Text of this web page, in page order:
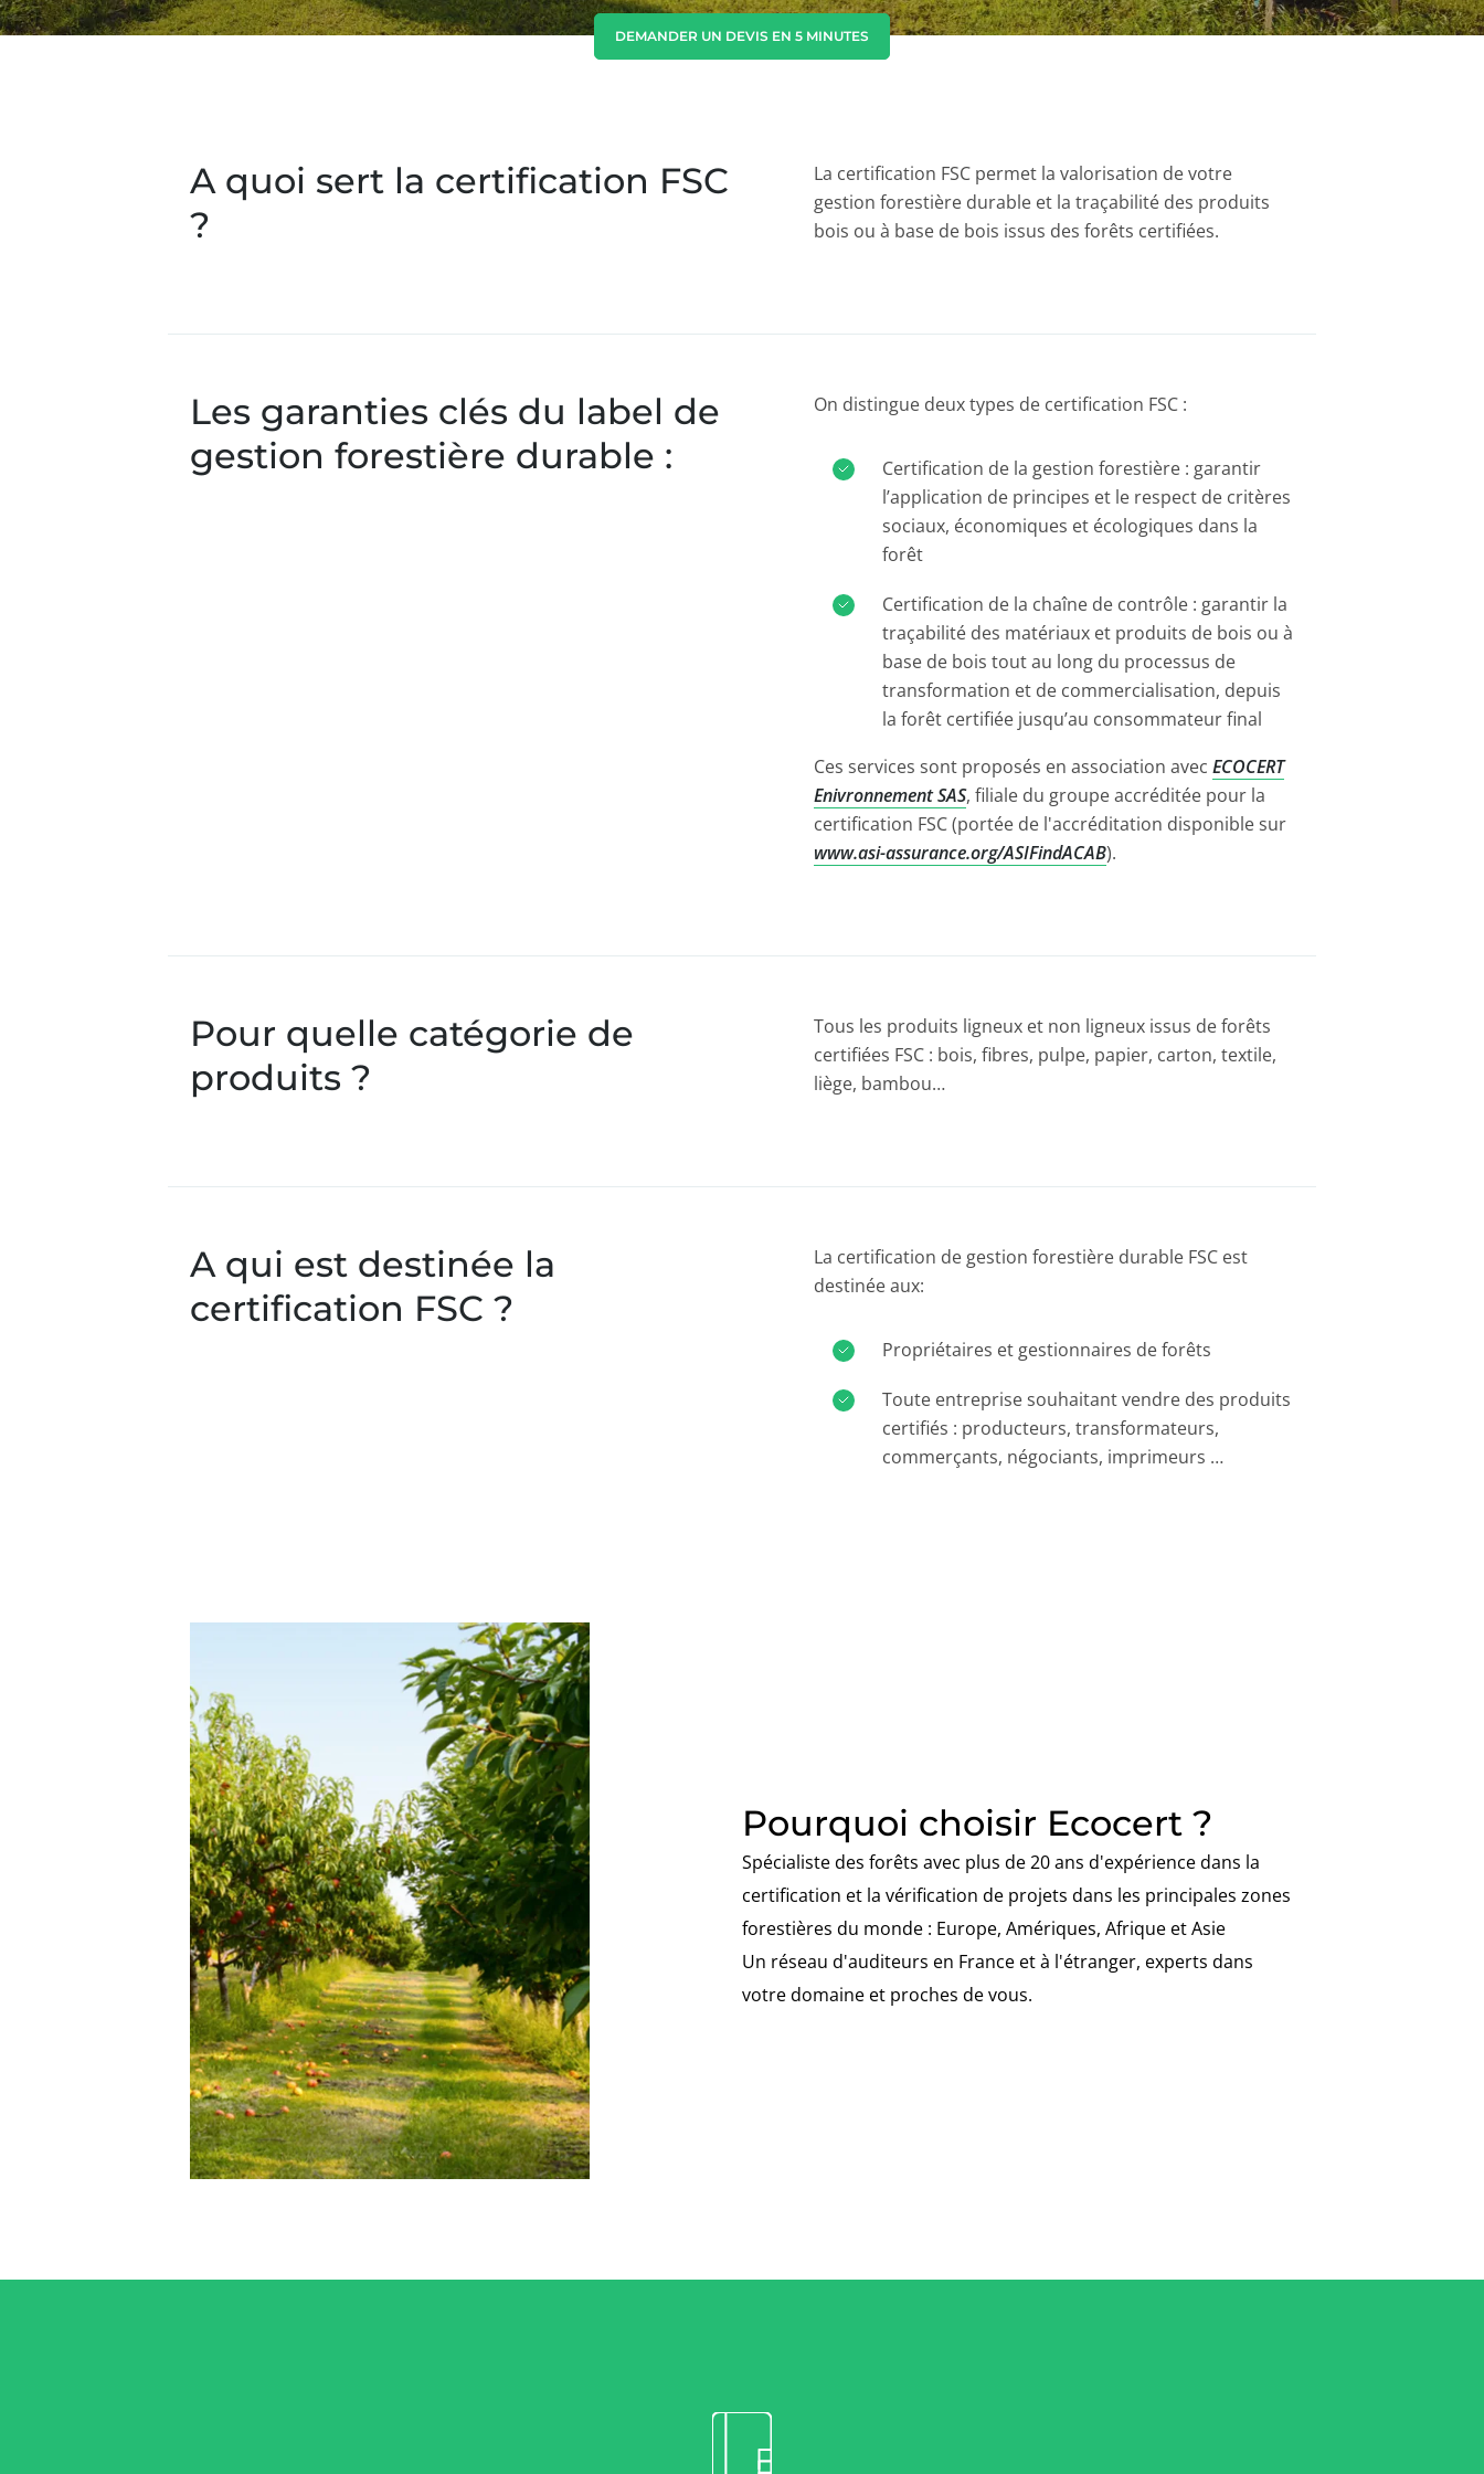
Corée du Sud
(anglais)
DEMANDER UN DEVIS EN 5 MINUTES
A quoi sert la certification FSC
?
La certification FSC permet la valorisation de votre
gestion forestière durable et la traçabilité des produits
bois ou à base de bois issus des forêts certifiées.
Les garanties clés du label de
gestion forestière durable :
On distingue deux types de certification FSC :
Certification de la gestion forestière : garantir
l’application de principes et le respect de critères
sociaux, économiques et écologiques dans la
forêt
Certification de la chaîne de contrôle : garantir la
traçabilité des matériaux et produits de bois ou à
base de bois tout au long du processus de
transformation et de commercialisation, depuis
la forêt certifiée jusqu’au consommateur final
Ces services sont proposés en association avec ECOCERT
Enivronnement SAS, filiale du groupe accréditée pour la
certification FSC (portée de l'accréditation disponible sur
www.asi-assurance.org/ASIFindACAB).
Pour quelle catégorie de
produits ?
Tous les produits ligneux et non ligneux issus de forêts
certifiées FSC : bois, fibres, pulpe, papier, carton, textile,
liège, bambou…
A qui est destinée la
certification FSC ?
La certification de gestion forestière durable FSC est
destinée aux:
Propriétaires et gestionnaires de forêts
Toute entreprise souhaitant vendre des produits
certifiés : producteurs, transformateurs,
commerçants, négociants, imprimeurs …
Pourquoi choisir Ecocert ?
Spécialiste des forêts avec plus de 20 ans d'expérience dans la
certification et la vérification de projets dans les principales zones
forestières du monde : Europe, Amériques, Afrique et Asie
Un réseau d'auditeurs en France et à l'étranger, experts dans
votre domaine et proches de vous.